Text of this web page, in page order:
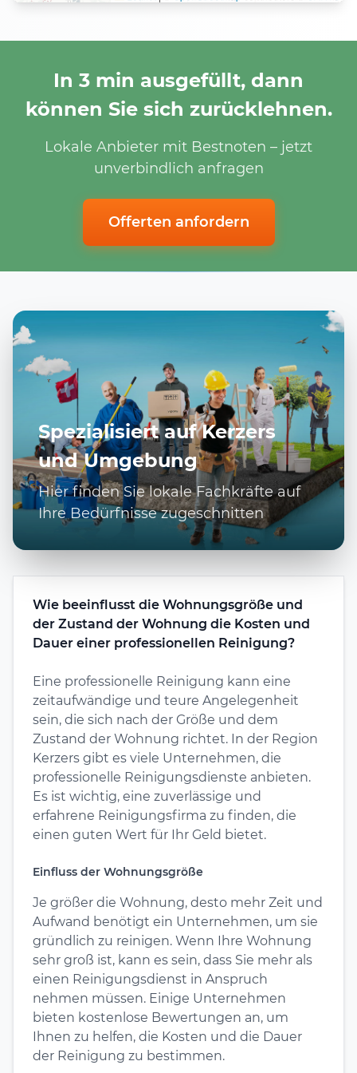
In 3 min ausgefüllt, dann
können Sie sich zurücklehnen.
Lokale Anbieter mit Bestnoten – jetzt
unverbindlich anfragen
Offerten anfordern
Spezialisiert auf Kerzers
und Umgebung
Hier finden Sie lokale Fachkräfte auf
Ihre Bedürfnisse zugeschnitten
Wie beeinflusst die Wohnungsgröße und
der Zustand der Wohnung die Kosten und
Dauer einer professionellen Reinigung?
Eine professionelle Reinigung kann eine
zeitaufwändige und teure Angelegenheit
sein, die sich nach der Größe und dem
Zustand der Wohnung richtet. In der Region
Kerzers gibt es viele Unternehmen, die
professionelle Reinigungsdienste anbieten.
Es ist wichtig, eine zuverlässige und
erfahrene Reinigungsfirma zu finden, die
einen guten Wert für Ihr Geld bietet.
Einfluss der Wohnungsgröße
Je größer die Wohnung, desto mehr Zeit und
Aufwand benötigt ein Unternehmen, um sie
gründlich zu reinigen. Wenn Ihre Wohnung
sehr groß ist, kann es sein, dass Sie mehr als
einen Reinigungsdienst in Anspruch
nehmen müssen. Einige Unternehmen
bieten kostenlose Bewertungen an, um
Ihnen zu helfen, die Kosten und die Dauer
der Reinigung zu bestimmen.